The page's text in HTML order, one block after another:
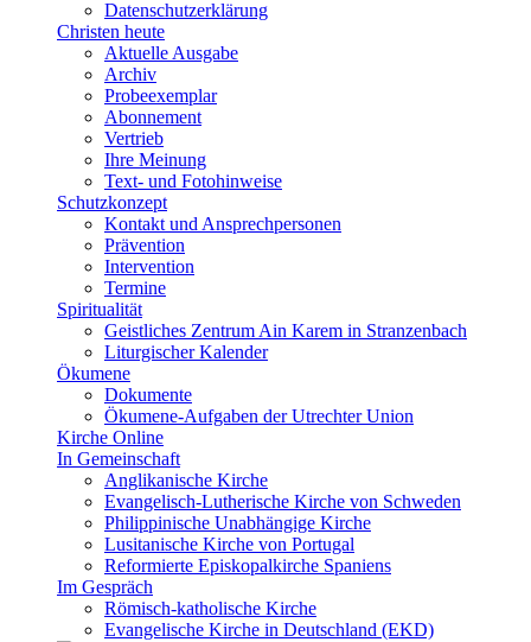
Datenschutzerklärung
Christen heute
Aktuelle Ausgabe
Archiv
Probeexemplar
Abonnement
Vertrieb
Ihre Meinung
Text- und Fotohinweise
Schutzkonzept
Kontakt und Ansprechpersonen
Prävention
Intervention
Termine
Spiritualität
Geistliches Zentrum Ain Karem in Stranzenbach
Liturgischer Kalender
Ökumene
Dokumente
Ökumene-Aufgaben der Utrechter Union
Kirche Online
In Gemeinschaft
Anglikanische Kirche
Evangelisch-Lutherische Kirche von Schweden
Philippinische Unabhängige Kirche
Lusitanische Kirche von Portugal
Reformierte Episkopalkirche Spaniens
Im Gespräch
Römisch-katholische Kirche
Evangelische Kirche in Deutschland (EKD)